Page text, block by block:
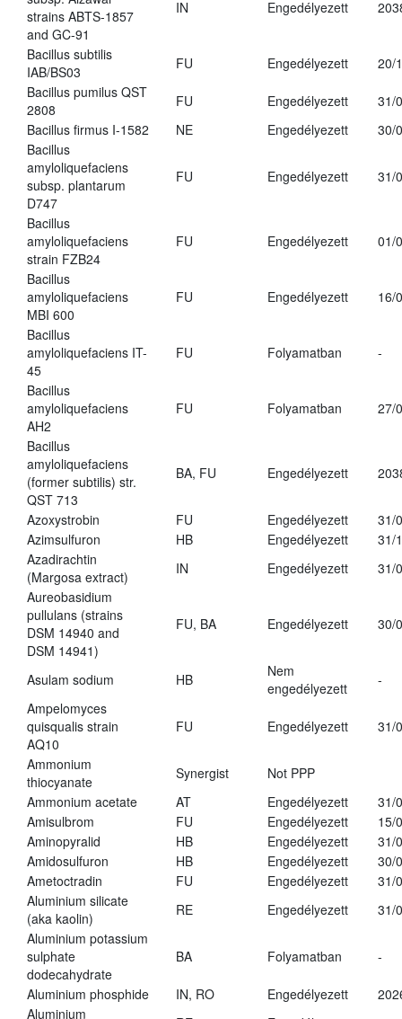
strains ABTS-1857
and GC-91
IN Engedélyezett
Bacillus subtilis
IAB/BS03
FU Engedélyezett
20/
Bacillus pumilus QST
2808
FU Engedélyezett
31/
Bacillus firmus I-1582
NE Engedélyezett
30/
Bacillus
amyloliquefaciens
subsp. plantarum
D747
FU Engedélyezett 31/
Bacillus
amyloliquefaciens
strain FZB24
FU Engedélyezett 01/
Bacillus
amyloliquefaciens
MBI 600
FU Engedélyezett 16/
Bacillus
amyloliquefaciens IT-
45
FU Folyamatban -
Bacillus
amyloliquefaciens
AH2
FU Folyamatban 27/
Bacillus
amyloliquefaciens
(former subtilis) str.
QST 713
BA, FU Engedélyezett
Azoxystrobin FU Engedélyezett
31/
Azimsulfuron
HB Engedélyezett
31/
Azadirachtin
(Margosa extract)
IN Engedélyezett
31/
Aureobasidium
pullulans (strains
DSM 14940 and
DSM 14941)
FU, BA Engedélyezett 30/
Asulam sodium HB
Nem
engedélyezett
-
Ampelomyces
quisqualis strain
AQ10
FU Engedélyezett 31/
Ammonium
thiocyanate
Synergist
Not PPP
Ammonium acetate
AT Engedélyezett
31/
Amisulbrom
FU Engedélyezett
15/
Aminopyralid
HB Engedélyezett
31/
Amidosulfuron
HB Engedélyezett
30/
Ametoctradin
FU Engedélyezett
31/
Aluminium silicate
(aka kaolin)
RE Engedélyezett
31/
Aluminium potassium
sulphate
dodecahydrate
BA Folyamatban -
Aluminium phosphide IN, RO Engedélyezett
Aluminium